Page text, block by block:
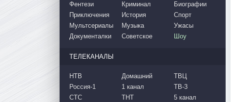
Фентези
Приключения
Мультсериалы
Документалки
Криминал
История
Музыка
Советское
Биографии
Спорт
Ужасы
Шоу
ТЕЛЕКАНАЛЫ
НТВ
Россия-1
СТС
Домашний
1 канал
ТНТ
ТВЦ
ТВ-3
5 канал